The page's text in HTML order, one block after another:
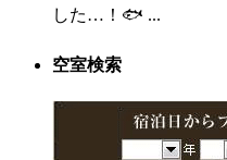
した…！🐟 ...
空室検索